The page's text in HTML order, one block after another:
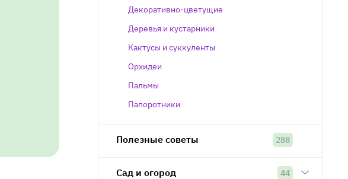
Декоративно-цветущие
Деревья и кустарники
Кактусы и суккуленты
Орхидеи
Пальмы
Папоротники
Полезные советы 288
Сад и огород 44